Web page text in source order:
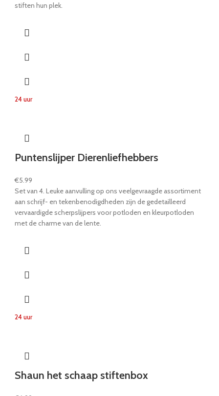
stiften hun plek.
24 uur
Puntenslijper Dierenliefhebbers
€5.99
Set van 4. Leuke aanvulling op ons veelgevraagde assortiment
aan schrijf- en tekenbenodigdheden zijn de gedetailleerd
vervaardigde scherpslijpers voor potloden en kleurpotloden
met de charme van de lente.
24 uur
Shaun het schaap stiftenbox